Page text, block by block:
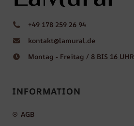
+49 178 259 26 94
kontakt@lamural.de
Montag - Freitag / 8 BIS 16 UHR
INFORMATION
AGB